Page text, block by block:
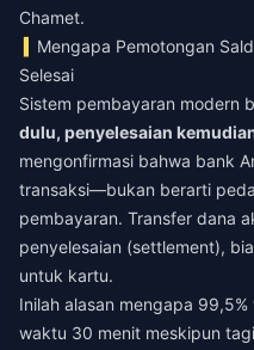
Chamet.
Mengapa Pemotongan
Selesai
Sistem pembayaran modern
dulu, penyelesaian
mengonfirmasi bahwa bank
transaksi—bukan berarti
pembayaran. Transfer dana
penyelesaian (settlement),
untuk kartu.
Inilah alasan mengapa
waktu 30 menit meskipun